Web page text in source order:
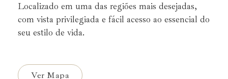
Localizado em uma das regiões mais desejadas,
com vista privilegiada e fácil acesso ao essencial do
seu estilo de vida.
Ver Mapa